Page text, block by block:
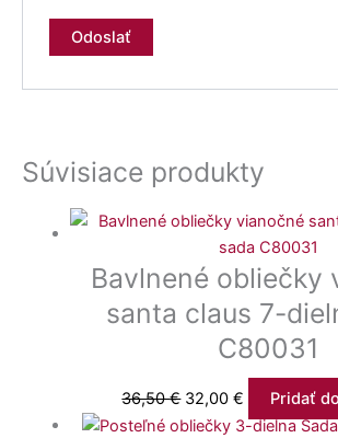
Súvisiace produkty
Bavlnené obliečky
santa claus 7-
C80031
36,50€ 32,00€ Pridať